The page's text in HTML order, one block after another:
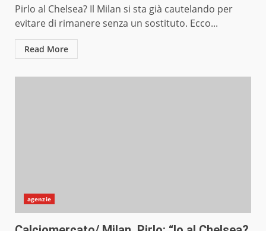
Pirlo al Chelsea? Il Milan si sta già cautelando per
evitare di rimanere senza un sostituto. Ecco...
Read More
agenzie